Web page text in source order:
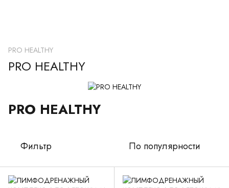
PRO HEALTHY
PRO HEALTHY
PRO HEALTHY
Фильтр По популярности